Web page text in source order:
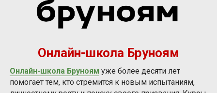
Онлайн-школа Бруноям
Онлайн-школа Бруноям уже более десяти лет
помогает тем, кто стремится к новым испытаниям,